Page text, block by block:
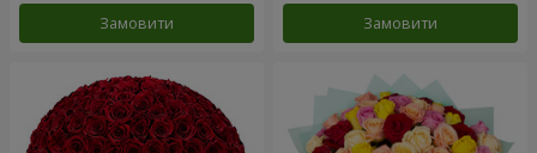
Замовити Замовити